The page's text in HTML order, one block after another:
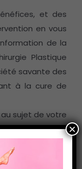
et des
en vous
de la
Plastique
savante des
à la cure de
sujet de votre
réaliser une
×